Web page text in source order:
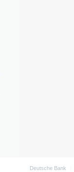
Deutsche Bank